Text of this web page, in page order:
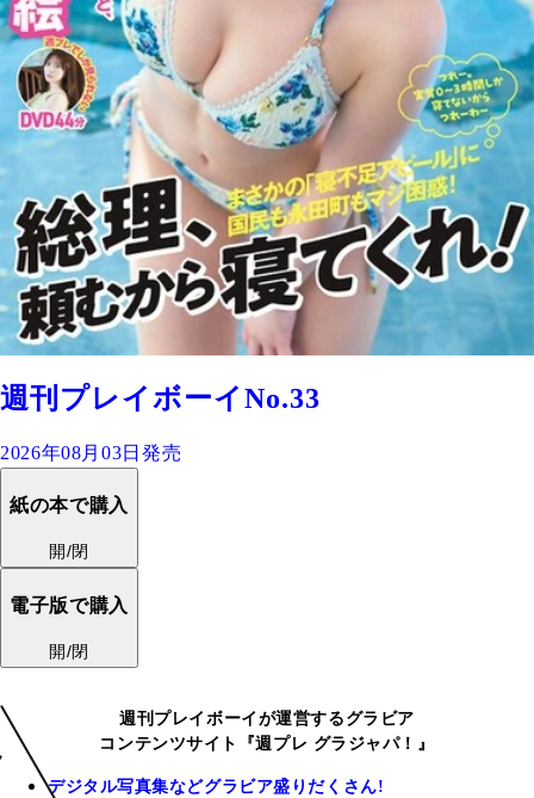
週刊プレイボーイNo.33
2026年08月03日発売
紙の本で購入
開/閉
電子版で購入
開/閉
週刊プレイボーイが運営するグラビア
コンテンツサイト『週プレ グラジャパ！』
デジタル写真集などグラビア盛りだくさん!